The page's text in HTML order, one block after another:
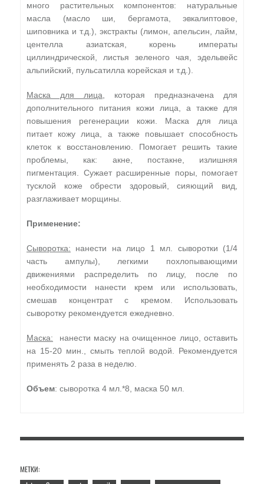
много растительных компонентов: натуральные
масла (масло ши, бергамота, эвкалиптовое,
шиповника и т.д.), экстракты (лимон, апельсин, лайм,
центелла азиатская, корень императы
циллиндрической, листья зеленого чая, эдельвейс
альпийский, пульсатилла корейская и т.д.).
Маска для лица , которая предназначена для
дополнительного питания кожи лица, а также для
повышения регенерации кожи. Маска для лица
питает кожу лица, а также повышает способность
клеток к восстановлению. Помогает решить такие
проблемы, как: акне, постакне, излишняя
пигментация. Сужает расширенные поры, помогает
тусклой коже обрести здоровый, сияющий вид,
разглаживает морщины.
Применение:
Сыворотка: нанести на лицо 1 мл. сыворотки (1/4
часть ампулы), легкими похлопывающими
движениями распределить по лицу, после по
необходимости нанести крем или использовать,
смешав концентрат с кремом. Использовать
сыворотку рекомендуется ежедневно.
Маска: нанести маску на очищенное лицо, оставить
на 15-20 мин., смыть теплой водой. Рекомендуется
применять 2 раза в неделю.
Объем: сыворотка 4 мл.*8, маска 50 мл.
МЕТКИ: